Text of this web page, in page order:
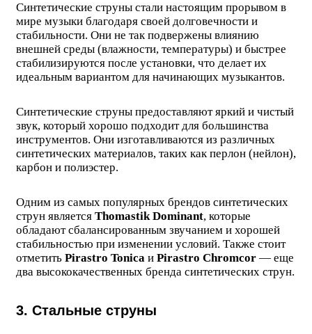
Синтетические струны стали настоящим прорывом в
мире музыки благодаря своей долговечности и
стабильности. Они не так подвержены влиянию
внешней среды (влажности, температуры) и быстрее
стабилизируются после установки, что делает их
идеальным вариантом для начинающих музыкантов.
Синтетические струны предоставляют яркий и чистый
звук, который хорошо подходит для большинства
инструментов. Они изготавливаются из различных
синтетических материалов, таких как перлон (нейлон),
карбон и полиэстер.
Одним из самых популярных брендов синтетических
струн является Thomastik Dominant, которые
обладают сбалансированным звучанием и хорошей
стабильностью при изменении условий. Также стоит
отметить Pirastro Tonica и Pirastro Chromcor — еще
два высококачественных бренда синтетических струн.
3. Стальные струны